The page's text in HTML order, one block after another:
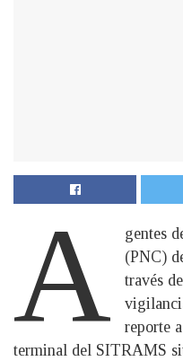
A
gentes
(PNC)
través
reporte
terminal del SITRAMS